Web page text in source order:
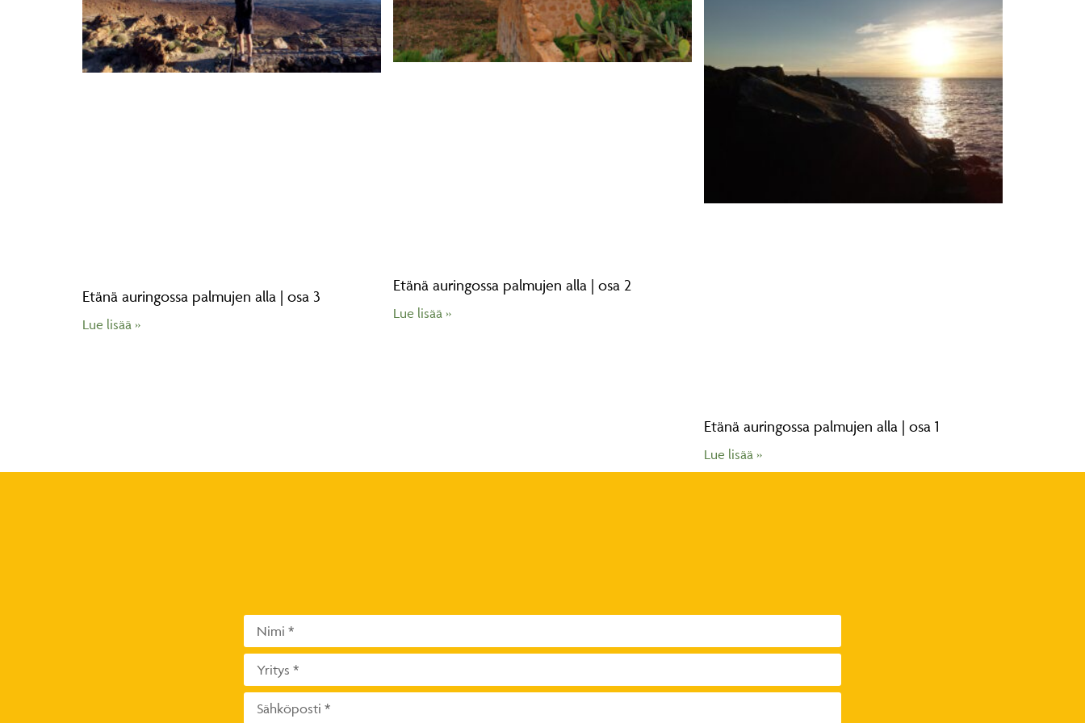
Etänä auringossa palmujen alla | osa 3
Lue lisää »
Etänä auringossa palmujen alla | osa 2
Lue lisää »
Etänä auringossa palmujen alla | osa 1
Lue lisää »